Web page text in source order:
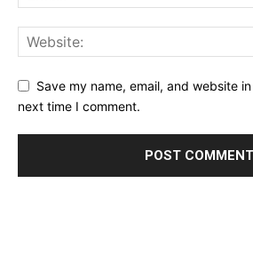
Save my name, email, and website
next time I comment.